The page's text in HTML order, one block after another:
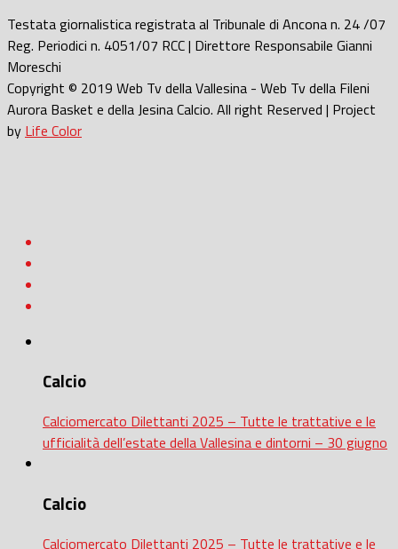
Testata giornalistica registrata al Tribunale di Ancona n. 24 /07
Reg. Periodici n. 4051/07 RCC | Direttore Responsabile Gianni
Moreschi
Copyright © 2019 Web Tv della Vallesina - Web Tv della Fileni
Aurora Basket e della Jesina Calcio. All right Reserved | Project
by Life Color
Calcio
Calciomercato Dilettanti 2025 – Tutte le trattative e le
ufficialità dell’estate della Vallesina e dintorni – 30 giugno
Calcio
Calciomercato Dilettanti 2025 – Tutte le trattative e le